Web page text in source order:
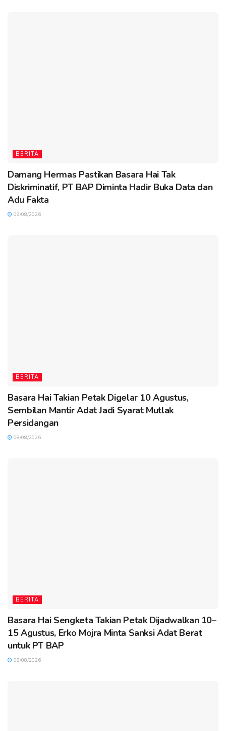
BERITA
Damang Hermas Pastikan Basara Hai Tak
Diskriminatif, PT BAP Diminta Hadir Buka Data dan
Adu Fakta
09/08/2026
BERITA
Basara Hai Takian Petak Digelar 10 Agustus,
Sembilan Mantir Adat Jadi Syarat Mutlak
Persidangan
08/08/2026
BERITA
Basara Hai Sengketa Takian Petak Dijadwalkan 10–
15 Agustus, Erko Mojra Minta Sanksi Adat Berat
untuk PT BAP
08/08/2026